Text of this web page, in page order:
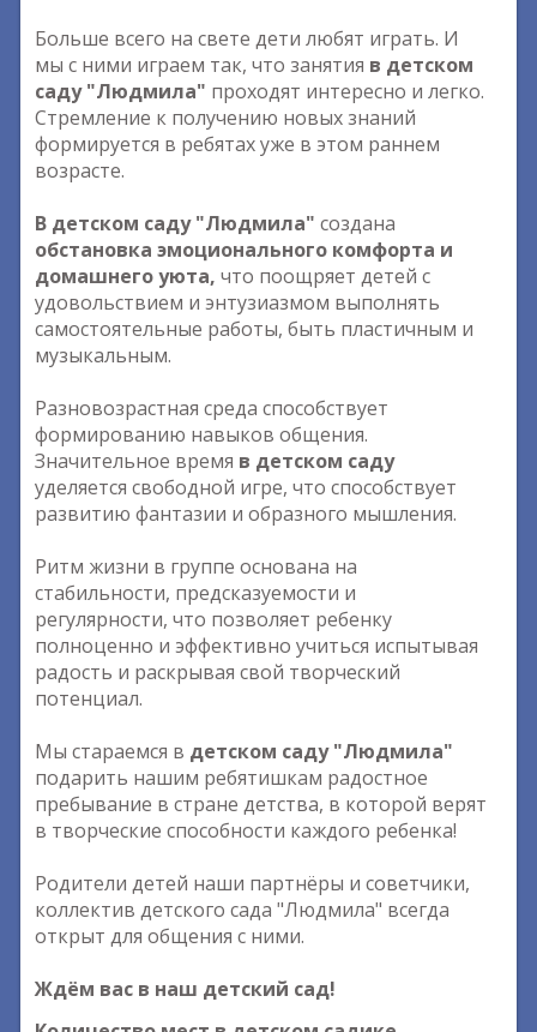
Больше всего на свете дети любят играть. И
мы с ними играем так, что занятия в детском
саду "Людмила" проходят интересно и легко.
Стремление к получению новых знаний
формируется в ребятах уже в этом раннем
возрасте.
В детском саду "Людмила" создана
обстановка эмоционального комфорта и
домашнего уюта, что поощряет детей с
удовольствием и энтузиазмом выполнять
самостоятельные работы, быть пластичным и
музыкальным.
Разновозрастная среда способствует
формированию навыков общения.
Значительное время в детском саду
уделяется свободной игре, что способствует
развитию фантазии и образного мышления.
Ритм жизни в группе основана на
стабильности, предсказуемости и
регулярности, что позволяет ребенку
полноценно и эффективно учиться испытывая
радость и раскрывая свой творческий
потенциал.
Мы стараемся в детском саду "Людмила"
подарить нашим ребятишкам радостное
пребывание в стране детства, в которой верят
в творческие способности каждого ребенка!
Родители детей наши партнёры и советчики,
коллектив детского сада "Людмила" всегда
открыт для общения с ними.
Ждём вас в наш детский сад!